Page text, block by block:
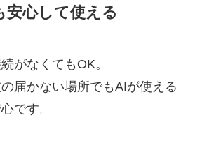
心して使える
がなくてもOK。
届かない場所でもAIが使える
です。